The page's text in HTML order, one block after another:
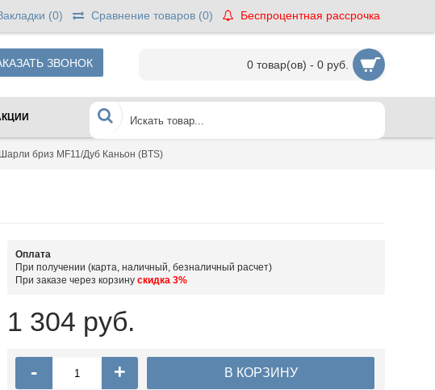
(0) Сравнение товаров (0) Беспроцентная рассрочка
ЗВОНОК 0 товар(ов) - 0 руб.
бриз MF11/Дуб Каньон (BTS)
Оплата
При получении (карта, наличный, безналичный расчет)
При заказе через корзину скидка 3%
1 304 руб.
- + В КОРЗИНУ